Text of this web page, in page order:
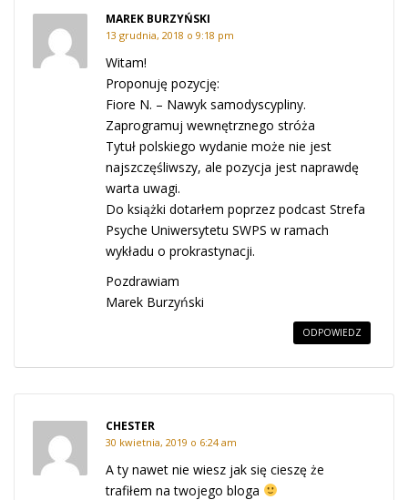
MAREK BURZYŃSKI
13 grudnia, 2018 o 9:18 pm
Witam!
Proponuję pozycję:
Fiore N. – Nawyk samodyscypliny.
Zaprogramuj wewnętrznego stróża
Tytuł polskiego wydanie może nie jest
najszczęśliwszy, ale pozycja jest naprawdę
warta uwagi.
Do książki dotarłem poprzez podcast Strefa
Psyche Uniwersytetu SWPS w ramach
wykładu o prokrastynacji.
Pozdrawiam
Marek Burzyński
ODPOWIEDZ
CHESTER
30 kwietnia, 2019 o 6:24 am
A ty nawet nie wiesz jak się cieszę że
trafiłem na twojego bloga